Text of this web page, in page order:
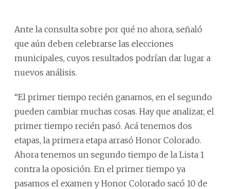
Ante la consulta sobre por qué no ahora, señaló
que aún deben celebrarse las elecciones
municipales, cuyos resultados podrían dar lugar a
nuevos análisis.
“El primer tiempo recién ganamos, en el segundo
pueden cambiar muchas cosas. Hay que analizar, el
primer tiempo recién pasó. Acá tenemos dos
etapas, la primera etapa arrasó Honor Colorado.
Ahora tenemos un segundo tiempo de la Lista 1
contra la oposición. En el primer tiempo ya
pasamos el examen y Honor Colorado sacó 10 de